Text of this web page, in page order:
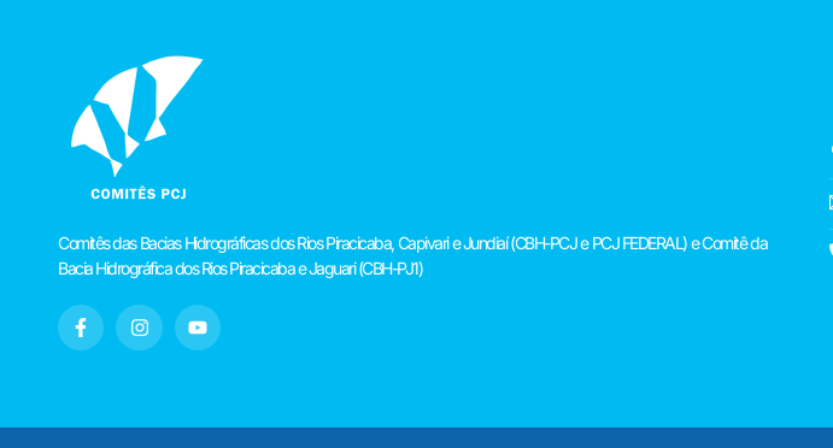
Comitês das Bacias Hidrográficas dos Rios Piracicaba, Capivari e Jundiaí (CBH-PCJ e PCJ FEDERAL) e Comitê da
Bacia Hidrográfica dos Rios Piracicaba e Jaguari (CBH-PJ1)